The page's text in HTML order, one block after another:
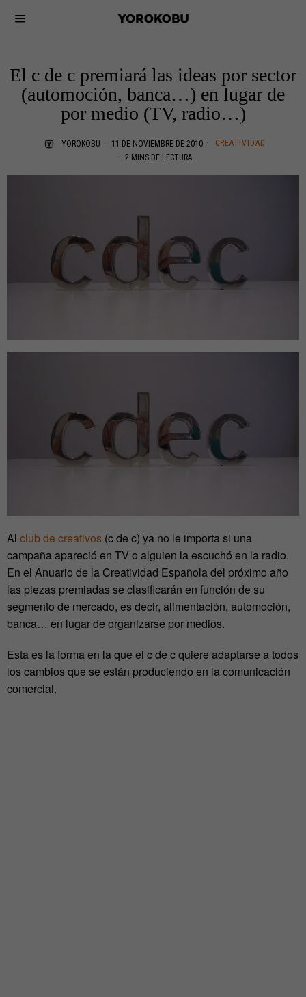
El c de c premiará las ideas por sector
(automoción, banca…) en lugar de
por medio (TV, radio…)
YOROKOBU 11 DE NOVIEMBRE DE 2010
CREATIVIDAD
2 MINS DE LECTURA
Al club de creativos (c de c) ya no le importa si una
campaña apareció en TV o alguien la escuchó en la radio.
En el Anuario de la Creatividad Española del próximo año
las piezas premiadas se clasificarán en función de su
segmento de mercado, es decir, alimentación, automoción,
banca… en lugar de organizarse por medios.
Esta es la forma en la que el c de c quiere adaptarse a todos
los cambios que se están produciendo en la comunicación
comercial.